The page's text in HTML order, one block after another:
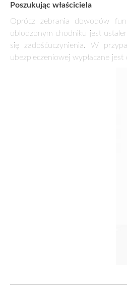
Poszukując właściciela
Oprócz zebrania dowodów
oblodzonym chodniku jest
się zadośćuczynienia. W
ubezpieczeniowej wypłacane jest